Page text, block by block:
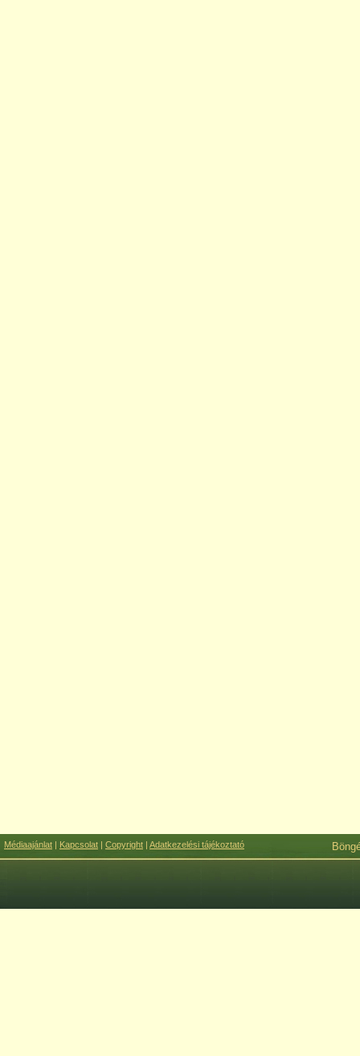
Médiaajánlat | Kapcsolat | Copyright | Adatkezelési tájékoztató